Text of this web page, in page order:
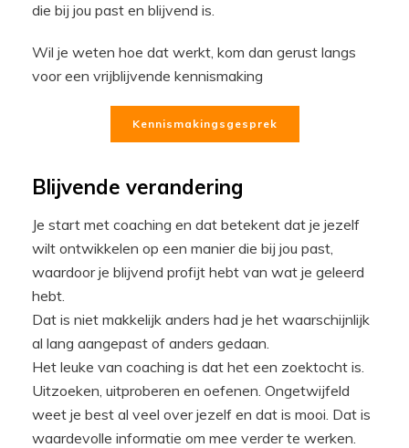
die bij jou past en blijvend is.
Wil je weten hoe dat werkt, kom dan gerust langs
voor een vrijblijvende kennismaking
Kennismakingsgesprek
Blijvende verandering
Je start met coaching en dat betekent dat je jezelf
wilt ontwikkelen op een manier die bij jou past,
waardoor je blijvend profijt hebt van wat je geleerd
hebt.
Dat is niet makkelijk anders had je het waarschijnlijk
al lang aangepast of anders gedaan.
Het leuke van coaching is dat het een zoektocht is.
Uitzoeken, uitproberen en oefenen. Ongetwijfeld
weet je best al veel over jezelf en dat is mooi. Dat is
waardevolle informatie om mee verder te werken.